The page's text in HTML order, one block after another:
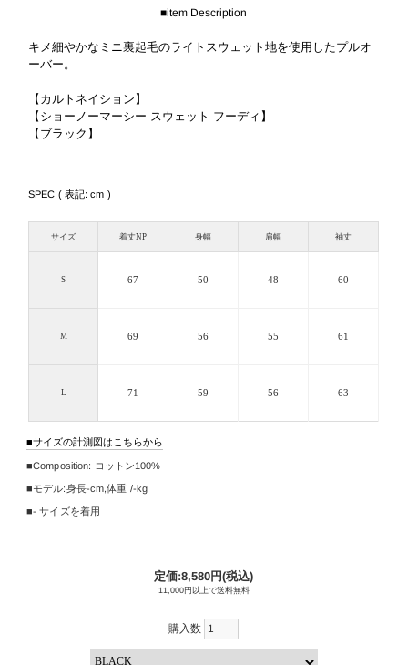
■item Description
キメ細やかなミニ裏起毛のライトスウェット地を使用したプルオ
ーバー。
【カルトネイション】
【ショーノーマーシー スウェット フーディ】
【ブラック】
SPEC ( 表記: cm )
サイズ 着丈NP 身幅 肩幅 袖丈
S 67 50 48 60
M 69 56 55 61
L 71 59 56 63
サイズの計測図はこちらから
Composition: コットン100%
モデル:身長-cm,体重 /-kg
- サイズを着用
定価:8,580円(税込)
11,000円以上で送料無料
購入数